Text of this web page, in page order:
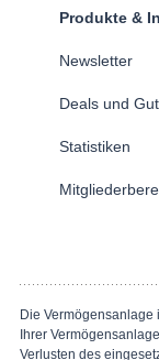
Produkte &
Newsletter
Deals und
Statistiken
Die Vermögensanlage
Ihrer
Verlusten des